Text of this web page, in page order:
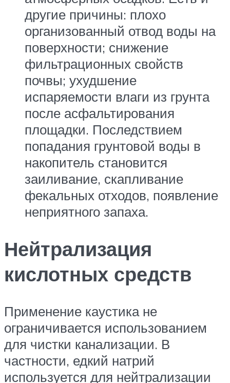
другие причины: плохо
организованный отвод воды на
поверхности; снижение
фильтрационных свойств
почвы; ухудшение
испаряемости влаги из грунта
после асфальтирования
площадки. Последствием
попадания грунтовой воды в
накопитель становится
заиливание, скапливание
фекальных отходов, появление
неприятного запаха.
Нейтрализация
кислотных средств
Применение каустика не
ограничивается использованием
для чистки канализации. В
частности, едкий натрий
используется для нейтрализации